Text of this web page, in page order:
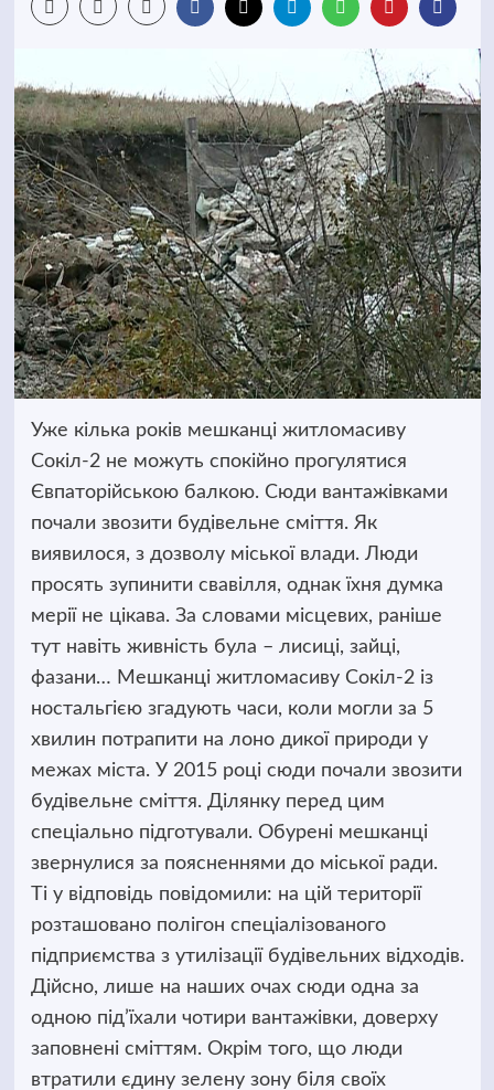
Уже кілька років мешканці житломасиву
Сокіл-2 не можуть спокійно прогулятися
Євпаторійською балкою. Сюди вантажівками
почали звозити будівельне сміття. Як
виявилося, з дозволу міської влади. Люди
просять зупинити свавілля, однак їхня думка
мерії не цікава. За словами місцевих, раніше
тут навіть живність була – лисиці, зайці,
фазани… Мешканці житломасиву Сокіл-2 із
ностальгією згадують часи, коли могли за 5
хвилин потрапити на лоно дикої природи у
межах міста. У 2015 році сюди почали звозити
будівельне сміття. Ділянку перед цим
спеціально підготували. Обурені мешканці
звернулися за поясненнями до міської ради.
Ті у відповідь повідомили: на цій території
розташовано полігон спеціалізованого
підприємства з утилізації будівельних відходів.
Дійсно, лише на наших очах сюди одна за
одною під’їхали чотири вантажівки, доверху
заповнені сміттям. Окрім того, що люди
втратили єдину зелену зону біля своїх